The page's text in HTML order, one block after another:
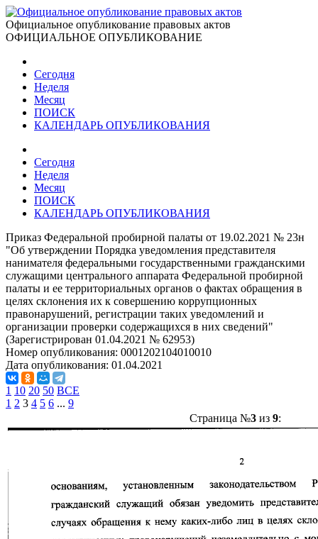
Официальное опубликование правовых актов
ОФИЦИАЛЬНОЕ ОПУБЛИКОВАНИЕ
Сегодня
Неделя
Месяц
ПОИСК
КАЛЕНДАРЬ ОПУБЛИКОВАНИЯ
Сегодня
Неделя
Месяц
ПОИСК
КАЛЕНДАРЬ ОПУБЛИКОВАНИЯ
Приказ Федеральной пробирной палаты от 19.02.2021 № 23н
"Об утверждении Порядка уведомления представителя
нанимателя федеральными государственными гражданскими
служащими центрального аппарата Федеральной пробирной
палаты и ее территориальных органов о фактах обращения в
целях склонения их к совершению коррупционных
правонарушений, регистрации таких уведомлений и
организации проверки содержащихся в них сведений"
(Зарегистрирован 01.04.2021 № 62953)
Номер опубликования: 0001202104010010
Дата опубликования: 01.04.2021
1 10 20 50 ВСЕ
1 2 3 4 5 6 ... 9
Страница №3из 9: